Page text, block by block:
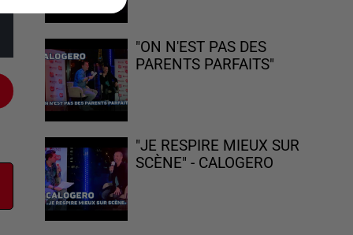
"ON N'EST PAS DES
PARENTS PARFAITS"
"JE RESPIRE MIEUX SUR
SCÈNE" - CALOGERO